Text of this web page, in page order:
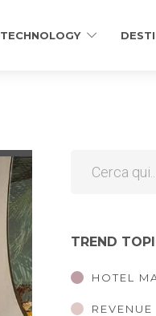
TECHNOLOGY
TREND
HOTEL